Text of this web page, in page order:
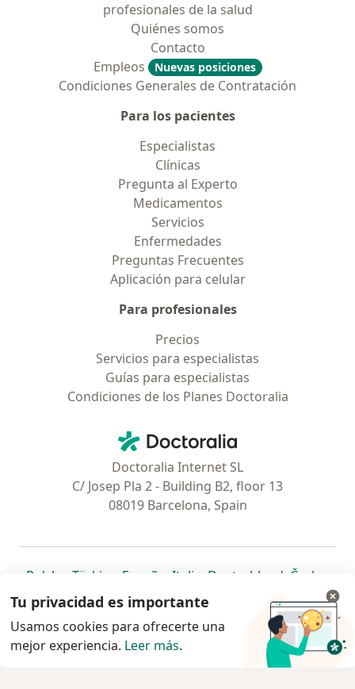
profesionales de la salud
Quiénes somos
Contacto
Empleos
Nuevas posiciones
Condiciones Generales de Contratación
Para los pacientes
Especialistas
Clínicas
Pregunta al Experto
Medicamentos
Servicios
Enfermedades
Preguntas Frecuentes
Aplicación para celular
Para profesionales
Precios
Servicios para especialistas
Guías para especialistas
Condiciones de los Planes Doctoralia
Doctoralia - Página de inicio
Doctoralia Internet SL
C/ Josep Pla 2 - Building B2, floor 13
08019 Barcelona, Spain
Polska se abre en una nueva pestaña
Türkiye se abre en una nueva pestaña
España se abre en una nueva pestaña
Italia se abre en una nueva
Deutschlandse abre en
Česko
Portugal
se abre en una nueva pestaña
México se abre en una nueva pestaña
Chile se abre en una nueva pestaña
Brasil se abre en una nueva
se abre en
se
se abre en una nueva
www.doctoralia.pe © 2026 - Encuentra tu
Tu privacidad es importante
Usamos cookies para ofrecerte una
mejor experiencia. Leer más.